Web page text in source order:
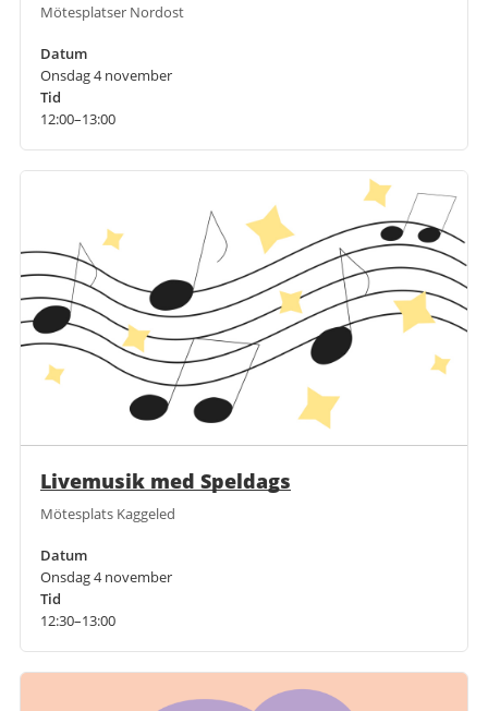
Mötesplatser Nordost
Datum
Onsdag 4 november
Tid
12:00–13:00
Livemusik med Speldags
Mötesplats Kaggeled
Datum
Onsdag 4 november
Tid
12:30–13:00